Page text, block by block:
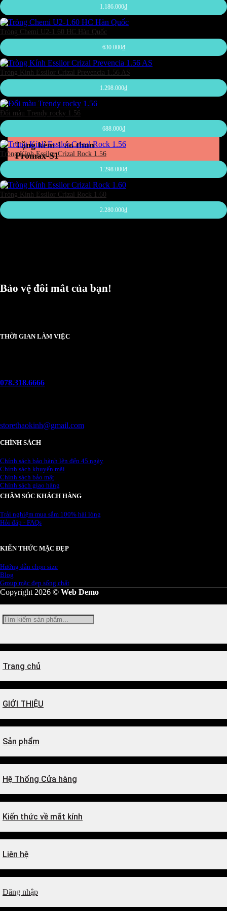
Tặng kèm 1 áo thun
Promax-S1
1.186.000₫
Tròng Chemi U2-1.60 HC Hàn Quốc
630.000₫
Tròng Kính Essilor Crizal Prevencia 1.56 AS
1.298.000₫
Đổi màu Trendy rocky 1.56
688.000₫
Tròng Kính Essilor Crizal Rock 1.56
1.298.000₫
Tròng Kính Essilor Crizal Rock 1.60
2.280.000₫
Bảo vệ đôi mắt của bạn!
THỜI GIAN LÀM VIỆC
078.318.6666
storethaokinh@gmail.com
CHÍNH SÁCH
Chính sách bảo hành lên đến 45 ngày
Chính sách khuyến mãi
Chính sách bảo mật
Chính sách giao hàng
CHĂM SÓC KHÁCH HÀNG
Trải nghiệm mua sắm 100% hài lòng
Hỏi đáp - FAQs
KIẾN THỨC MẶC ĐẸP
Hướng dẫn chọn size
Blog
Group mặc đẹp sống chất
Copyright 2026 © Web Demo
Tìm
Trang chủ
GIỚI THIỆU
Sản phẩm
Hệ Thống Cửa hàng
Kiến thức về mắt kính
Liên hệ
Đăng nhập